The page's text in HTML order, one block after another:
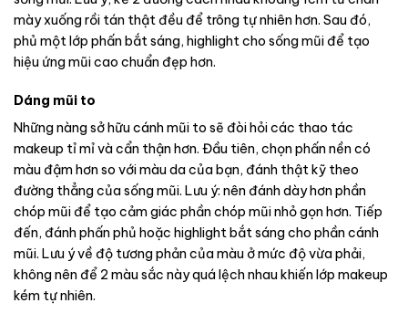
mày xuống rồi tán thật đều để trông tự nhiên hơn. Sau đó,
phủ một lớp phấn bắt sáng, highlight cho sống mũi để tạo
hiệu ứng mũi cao chuẩn đẹp hơn.
Dáng mũi to
Những nàng sở hữu cánh mũi to sẽ đòi hỏi các thao tác
makeup tỉ mỉ và cẩn thận hơn. Đầu tiên, chọn phấn nền có
màu đậm hơn so với màu da của bạn, đánh thật kỹ theo
đường thẳng của sống mũi. Lưu ý: nên đánh dày hơn phần
chóp mũi để tạo cảm giác phần chóp mũi nhỏ gọn hơn. Tiếp
đến, đánh phấn phủ hoặc highlight bắt sáng cho phần cánh
mũi. Lưu ý về độ tương phản của màu ở mức độ vừa phải,
không nên để 2 màu sắc này quá lệch nhau khiến lớp makeup
kém tự nhiên.